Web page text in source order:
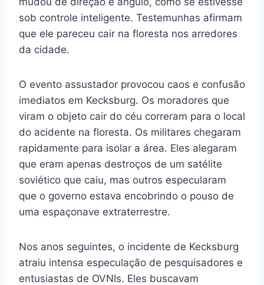
sob controle inteligente. Testemunhas afirmam
que ele pareceu cair na floresta nos arredores
da cidade.
O evento assustador provocou caos e confusão
imediatos em Kecksburg. Os moradores que
viram o objeto cair do céu correram para o local
do acidente na floresta. Os militares chegaram
rapidamente para isolar a área. Eles alegaram
que eram apenas destroços de um satélite
soviético que caiu, mas outros especularam
que o governo estava encobrindo o pouso de
uma espaçonave extraterrestre.
Nos anos seguintes, o incidente de Kecksburg
atraiu intensa especulação de pesquisadores e
entusiastas de OVNIs. Eles buscavam